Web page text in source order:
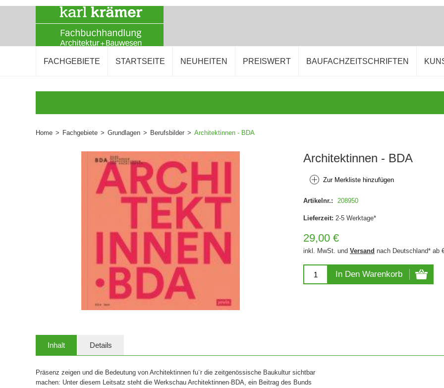
FACHGEBIETE STARTSEITE NEUHEITEN PREISWERT BAUFACHZEITSCHRIFTEN
Home > Fachgebiete > Grundlagen > Berufsbilder > Architektinnen - BDA
Architektinnen - BDA
Zur Merkliste hinzufügen
Artikelnr.: 208950
Lieferzeit: 2-5 Werktage*
29,00 €
inkl. MwSt. und Versand nach Deutschland* ab
In Den Warenkorb
Inhalt Details
Präsenz zeigen und die Bedeutung von Architektinnen fu¨r die zeitgenössische Baukultur sichtbar
machen: Unter diesem Leitsatz steht die Werkschau Architektinnen·BDA, ein Beitrag des Bunds